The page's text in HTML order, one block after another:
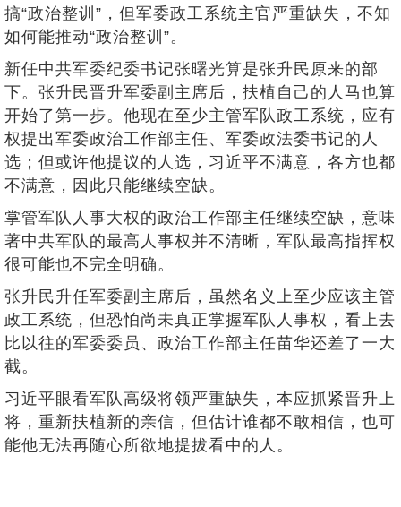
搞“政治整训”，但军委政工系统主官严重缺失，不知
如何能推动“政治整训”。
新任中共军委纪委书记张曙光算是张升民原来的部
下。张升民晋升军委副主席后，扶植自己的人马也算
开始了第一步。他现在至少主管军队政工系统，应有
权提出军委政治工作部主任、军委政法委书记的人
选；但或许他提议的人选，习近平不满意，各方也都
不满意，因此只能继续空缺。
掌管军队人事大权的政治工作部主任继续空缺，意味
著中共军队的最高人事权并不清晰，军队最高指挥权
很可能也不完全明确。
张升民升任军委副主席后，虽然名义上至少应该主管
政工系统，但恐怕尚未真正掌握军队人事权，看上去
比以往的军委委员、政治工作部主任苗华还差了一大
截。
习近平眼看军队高级将领严重缺失，本应抓紧晋升上
将，重新扶植新的亲信，但估计谁都不敢相信，也可
能他无法再随心所欲地提拔看中的人。